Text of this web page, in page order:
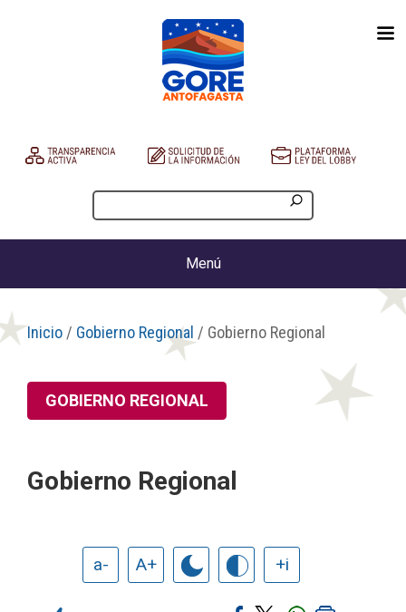
Menú
Inicio / Gobierno Regional / Gobierno Regional
GOBIERNO REGIONAL
Gobierno Regional
a- A+ +i